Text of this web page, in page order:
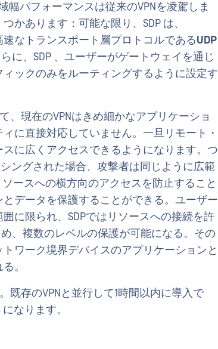
幅パフォーマンスは従来のVPNを凌駕しま
かあります：可能な限り、SDP は、
速なトランスポート層プロトコルであるUDP
に、SDP 、ユーザーがゲートウェイを通じ
ックのみをルーティングするように設定す
、現在のVPNはきめ細かなアプリケーショ
に直接対応していません。一旦リモート・
に広くアクセスできるようになります。つ
ングされた場合、攻撃者は同じように広範
ースへの横方向のアクセスを防止すること
データを保護することができる。ユーザー
に限られ、SDPではリソースへの接続を許
、複数のレベルの保護が可能になる。その
ワーク境界デバイスのアプリケーションと
。
既存のVPNと並行して1時間以内に導入で
なります。